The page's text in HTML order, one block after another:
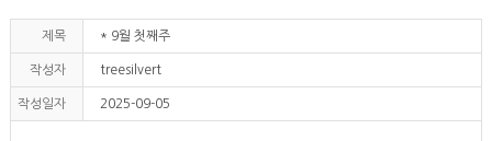
제목 * 9월 첫째주
작성자 treesilvert
작성일자 2025-09-05